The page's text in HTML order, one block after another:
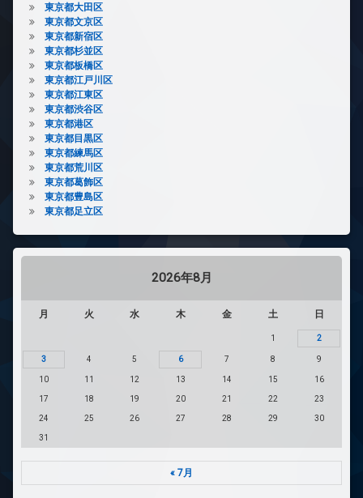
東京都大田区
東京都文京区
東京都新宿区
東京都杉並区
東京都板橋区
東京都江戸川区
東京都江東区
東京都渋谷区
東京都港区
東京都目黒区
東京都練馬区
東京都荒川区
東京都葛飾区
東京都豊島区
東京都足立区
2026年8月
月 火 水 木 金 土 日
1 2
3 4 5 6 7 8 9
10 11 12 13 14 15 16
17 18 19 20 21 22 23
24 25 26 27 28 29 30
31
« 7月